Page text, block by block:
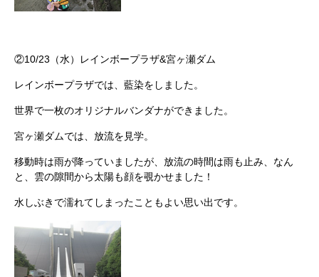
②10/23（水）レインボープラザ&宮ヶ瀬ダム
レインボープラザでは、藍染をしました。
世界で一枚のオリジナルバンダナができました。
宮ヶ瀬ダムでは、放流を見学。
移動時は雨が降っていましたが、放流の時間は雨も止み、なん
と、雲の隙間から太陽も顔を覗かせました！
水しぶきで濡れてしまったこともよい思い出です。